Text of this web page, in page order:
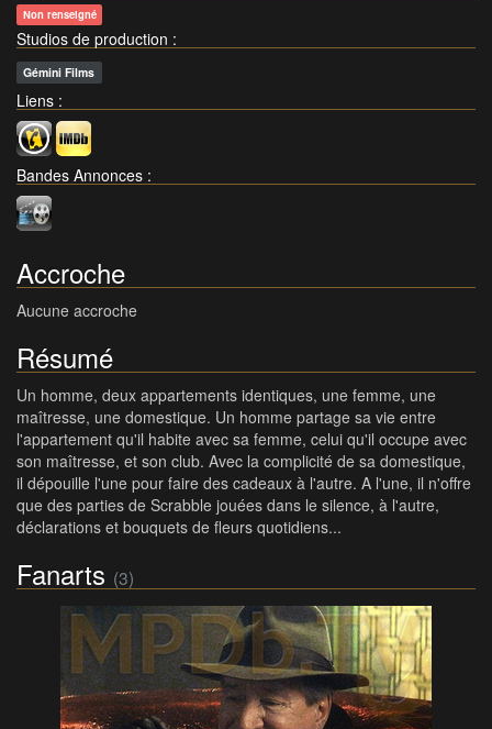
Non renseigné
Studios de production :
Gémini Films
Liens :
Bandes Annonces :
Accroche
Aucune accroche
Résumé
Un homme, deux appartements identiques, une femme, une
maîtresse, une domestique. Un homme partage sa vie entre
l'appartement qu'il habite avec sa femme, celui qu'il occupe avec
son maîtresse, et son club. Avec la complicité de sa domestique,
il dépouille l'une pour faire des cadeaux à l'autre. A l'une, il n'offre
que des parties de Scrabble jouées dans le silence, à l'autre,
déclarations et bouquets de fleurs quotidiens...
Fanarts (3)